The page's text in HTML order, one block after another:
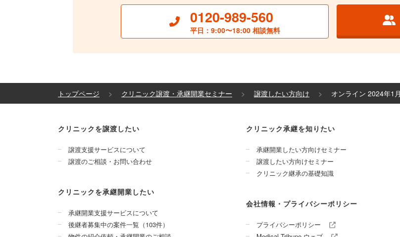
0120-989-560
平日：9:00〜18:00 相談無料
トップページ クリニック譲渡・承継開業セミナー 譲渡したい方向け オンライン 2024年1
クリニックを譲渡したい
譲渡支援サービスについて
譲渡のご相談・お問い合わせ
クリニックを承継開業したい
承継開業支援サービスについて
後継者募集中の案件一覧（103件）
クリニック承継を知りたい
承継開業したい方向けセミナー
譲渡したい方向けセミナー
クリニック継承の基礎知識
会社情報・プライバシーポリシー
プライバシーポリシー